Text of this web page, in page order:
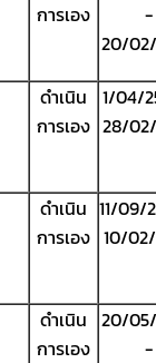
การเอง
-
20/
ดำเนิน
การเอง
1/04/
28/
ดำเนิน
การเอง
11/09/
10/
ดำเนิน
การเอง
20/
-